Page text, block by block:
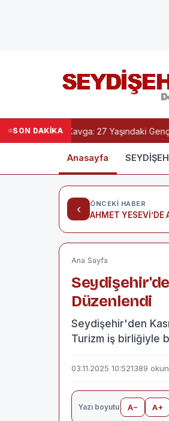
SON DAKİKA
Kanlı Kavga: 27 Yaşındaki Genç
Anasayfa
‹ ÖNCEKI HABER
Ana Sayfa
Düzenlendi
Seydişehir'den
Turizm iş birliğiyle
03.11.2025 10:521389
Yazı boyutu A− A+